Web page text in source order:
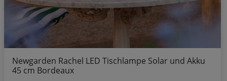
Newgarden Rachel LED Tischlampe Solar und Akku
45 cm Bordeaux